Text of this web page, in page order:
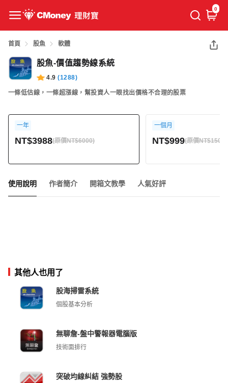
0
首頁 股魚 軟體
股魚-價值趨勢線系統
4.9 (1288)
一條低估線，一條超漲線，幫投資人一眼找出價格不合理的股票
一年
NT$3988(原價NT$6000)
一個月
NT$999(原價NT$1500)
使用說明 作者簡介 開箱文教學 人氣好評
其他人也用了
股海掃雷系統
個股基本分析
無聊詹-盤中警報器電腦版
技術面排行
突破均線糾結 強勢股